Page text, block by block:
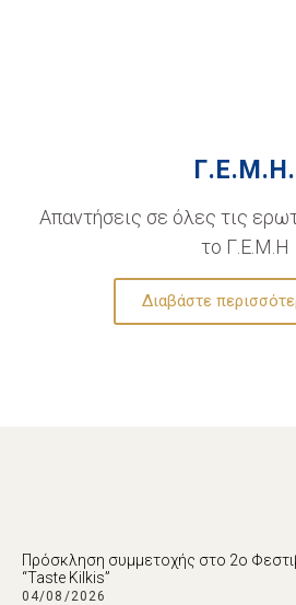
Γ.Ε.Μ.Η.
Απαντήσεις σε όλες τις
το Γ.Ε.Μ.Η
Διαβάστε
Πρόσκληση συμμετοχής στο 2ο
“Taste Kilkis”
04/08/2026